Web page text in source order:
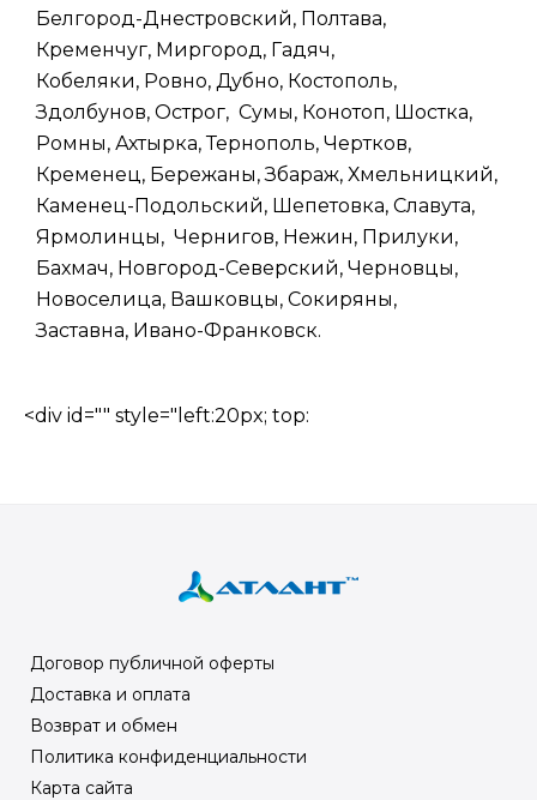
Белгород-Днестровский, Полтава,
Кременчуг, Миргород, Гадяч,
Кобеляки, Ровно, Дубно, Костополь,
Здолбунов, Острог, Сумы, Конотоп, Шостка,
Ромны, Ахтырка, Тернополь, Чертков,
Кременец, Бережаны, Збараж, Хмельницкий,
Каменец-Подольский, Шепетовка, Славута,
Ярмолинцы, Чернигов, Нежин, Прилуки,
Бахмач, Новгород-Северский, Черновцы,
Новоселица, Вашковцы, Сокиряны,
Заставна, Ивано-Франковск.
<div id="" style="left:20px; top:
Договор публичной оферты
Доставка и оплата
Возврат и обмен
Политика конфиденциальности
Карта сайта